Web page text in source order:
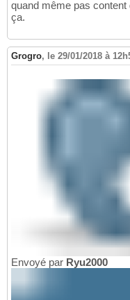
quand même pas
ça.
Grogro, le 29/01/2018 à
Envoyé par Ryu2000